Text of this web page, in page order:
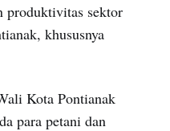
produktivitas sektor
khususnya
Kota Pontianak
para petani dan